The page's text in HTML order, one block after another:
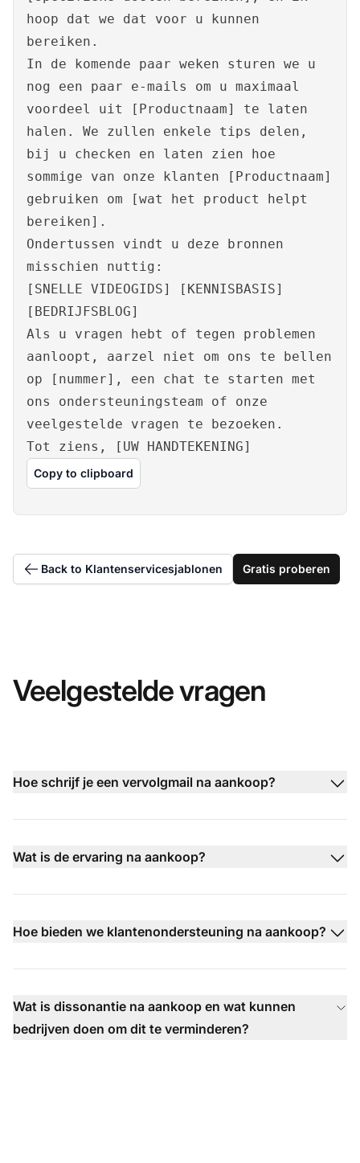
hoop dat we dat voor u kunnen
bereiken.
In de komende paar weken sturen we u
nog een paar e-mails om u maximaal
voordeel uit [Productnaam] te laten
halen. We zullen enkele tips delen,
bij u checken en laten zien hoe
sommige van onze klanten [Productnaam]
gebruiken om [wat het product helpt
bereiken].
Ondertussen vindt u deze bronnen
misschien nuttig:
[SNELLE VIDEOGIDS] [KENNISBASIS]
[BEDRIJFSBLOG]
Als u vragen hebt of tegen problemen
aanloopt, aarzel niet om ons te bellen
op [nummer], een chat te starten met
ons ondersteuningsteam of onze
veelgestelde vragen te bezoeken.
Tot ziens, [UW HANDTEKENING]
Copy to clipboard
Back to Klantenservicesjablonen Gratis proberen
Veelgestelde vragen
Hoe schrijf je een vervolgmail na aankoop?
Wat is de ervaring na aankoop?
Hoe bieden we klantenondersteuning na aankoop?
Wat is dissonantie na aankoop en wat kunnen
bedrijven doen om dit te verminderen?